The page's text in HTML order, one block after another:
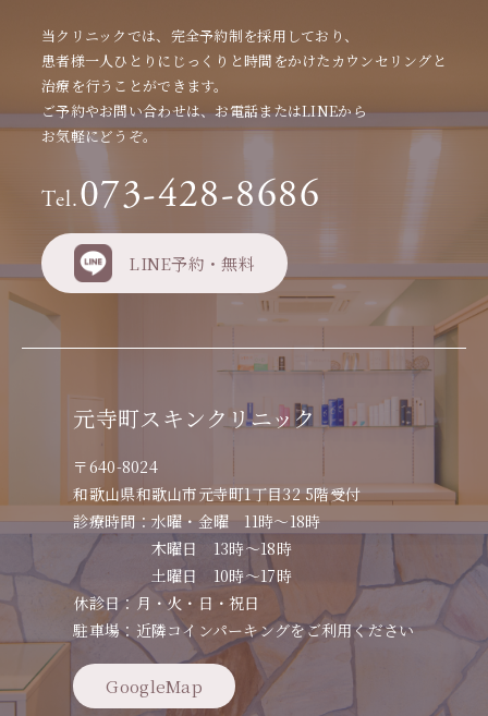
当クリニックでは、完全予約制を採用しており、
患者様一人ひとりにじっくりと時間をかけたカウンセリングと
治療を行うことができます。
ご予約やお問い合わせは、お電話またはLINEから
お気軽にどうぞ。
Tel.073-428-8686
LINE予約・無料
元寺町スキンクリニック
〒640-8024
和歌山県和歌山市元寺町1丁目32 5階受付
診療時間：水曜・金曜 11時～18時
木曜日 13時～18時
土曜日 10時～17時
休診日：月・火・日・祝日
駐車場：近隣コインパーキングをご利用ください
GoogleMap